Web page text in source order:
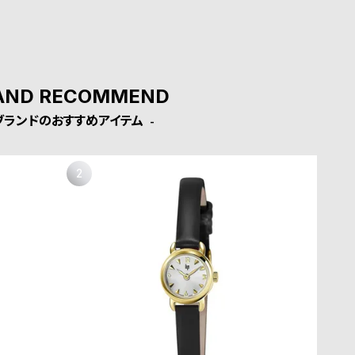
RECOMMEND
ランドのおすすめアイテム